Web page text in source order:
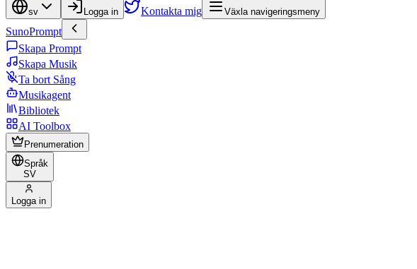
sv Logga in Kontakta mig Växla navigeringsmeny
SunoPrompt
Skapa Prompt
Skapa Musik
Ta bort Sång
Musikagent
Bibliotek
AI Toolbox
Prenumeration
Språk
SV
Logga in